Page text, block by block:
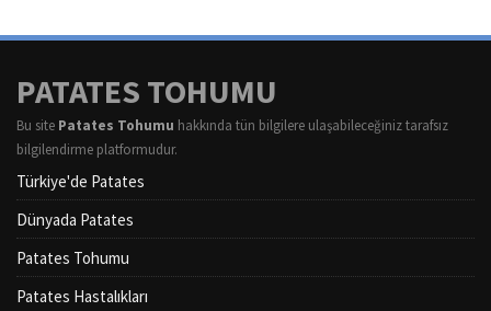
PATATES TOHUMU
Bu site Patates Tohumu hakkında tün bilgilere ulaşabileceğiniz tarafsız
bilgilendirme platformudur.
Türkiye'de Patates
Dünyada Patates
Patates Tohumu
Patates Hastalıkları